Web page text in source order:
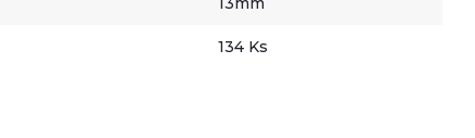
134 Ks